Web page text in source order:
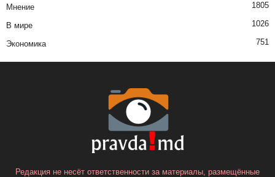
Мнение 1805
В мире 1026
Экономика 751
Редакция не несёт ответственности за материалы, размещённые